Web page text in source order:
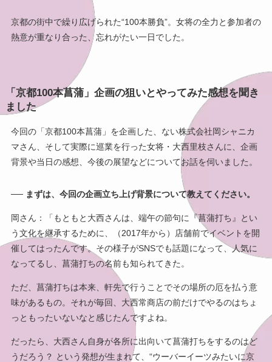
京都の街中で繰り広げられた“100本勝負”。女将の全力と参加者の
熱意が重なり合った、忘れがたい一日でした。
「京都100本菖蒲」企画の狙いとやってみた感想を聞き
ました
今回の「京都100本菖蒲」を企画した、ない株式会社岡シャニカ
マさん、そして実際に巡業を行った女将・大西里枝さんに、企画
背景や当日の感想、今後の展望などについてお話を伺いました。
── まずは、今回の企画立ち上げ背景について教えてください。
岡さん：「もともと大西さんは、端午の節句に『菖蒲打ち』とい
う文化を継承するために、（2017年から）店舗前でイベントを開
催してはったんです。その様子がSNSでも話題になって、人気に
なってるし、菖蒲打ちの名前も知られてきた。
ただ、菖蒲打ちは本来、軒先で行うことでその場所の厄を払う意
味があるもの。それが毎回、大西常商店の前だけでやるのはちょ
っともったいないなと感じたんですよね。
だったら、大西さん自身が各所に出向いて菖蒲打ちをするのはど
うだろう？ という発想が生まれて、“ウーバーイーツみたいに京